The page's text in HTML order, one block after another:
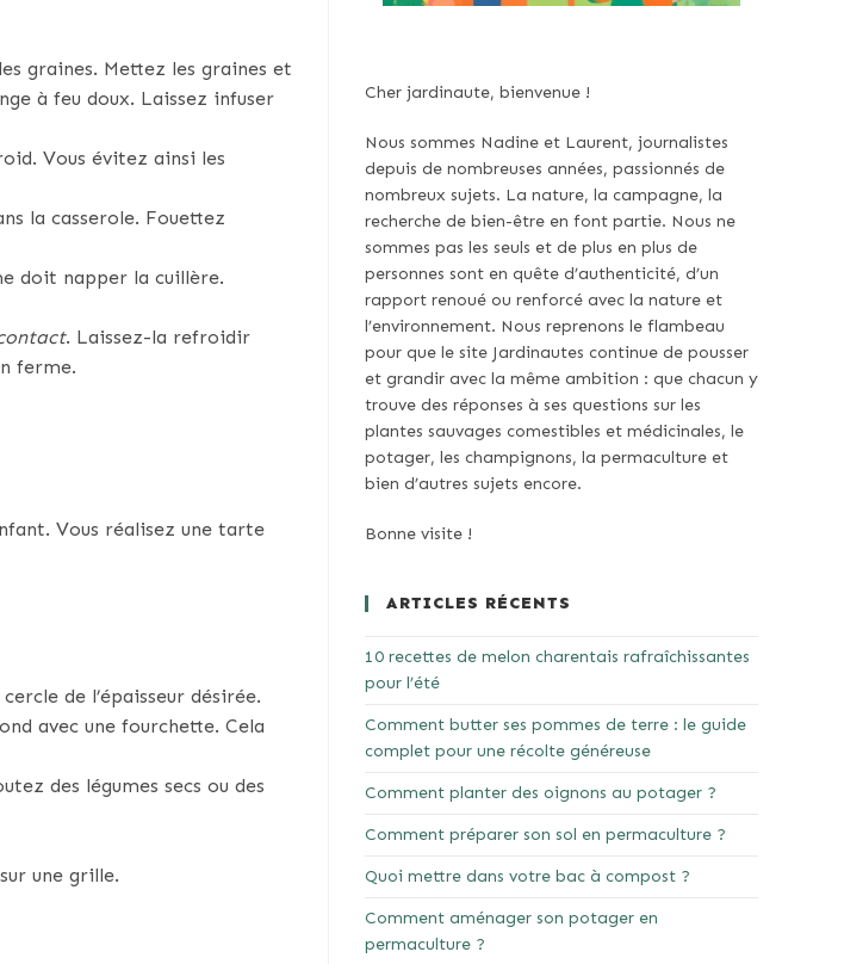
graines. Mettez les graines et
à feu doux. Laissez infuser
Vous évitez ainsi les
la casserole. Fouettez
doit napper la cuillère.
. Laissez-la refroidir
ferme.
Vous réalisez une tarte
de l’épaisseur désirée.
avec une fourchette. Cela
des légumes secs ou des
une grille.
Cher jardinaute, bienvenue !
Nous sommes Nadine et Laurent, journalistes
depuis de nombreuses années, passionnés de
nombreux sujets. La nature, la campagne, la
recherche de bien-être en font partie. Nous ne
sommes pas les seuls et de plus en plus de
personnes sont en quête d’authenticité, d’un
rapport renoué ou renforcé avec la nature et
l’environnement. Nous reprenons le flambeau
pour que le site Jardinautes continue de pousser
et grandir avec la même ambition : que chacun y
trouve des réponses à ses questions sur les
plantes sauvages comestibles et médicinales, le
potager, les champignons, la permaculture et
bien d’autres sujets encore.
Bonne visite !
ARTICLES RÉCENTS
10 recettes de melon charentais rafraîchissantes
pour l’été
Comment butter ses pommes de terre : le guide
complet pour une récolte généreuse
Comment planter des oignons au potager ?
Comment préparer son sol en permaculture ?
Quoi mettre dans votre bac à compost ?
Comment aménager son potager en
permaculture ?